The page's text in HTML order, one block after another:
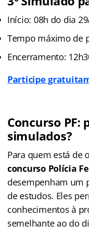
Início: 08h do dia
Tempo máximo de
Encerramento:
Participe
Concurso
simulados?
Para quem está de
concurso Polícia
desempenham um
de estudos. Eles
conhecimentos à
semelhante ao do